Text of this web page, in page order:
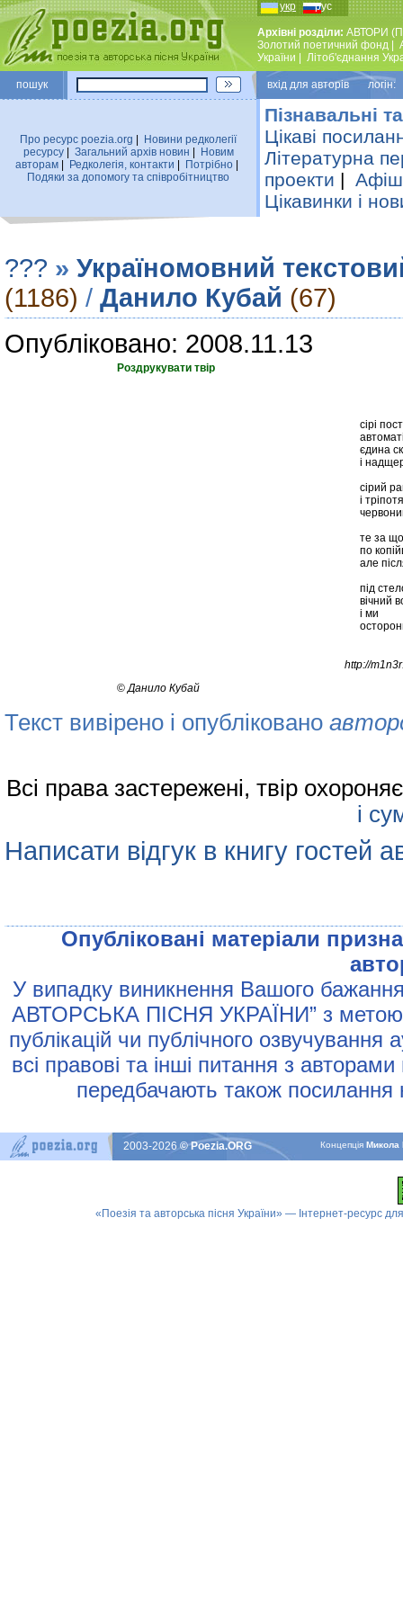
укр рус
Архівні розділи: АВТОРИ
Золотий поетичний фонд
України
Лiтоб'єднання
пошук вхiд для авторiв логін:
Про ресурс poezia.org
Новини редколегiї
ресурсу| Загальний архiв новин
Новим
авторам
Редколегiя, контакти Потрiбно
Подяки за допомогу та співробітництво
Пізнавальні
Цікаві
Літературна
проекти |
Цікавинки і
??? » Україномовний
(1186) / Данило Кубай (67)
Опубліковано: 2008.11.13
Роздрукувати твір
сірі
єдина
і
сірий
і
те за
по
але
під
вічний
і ми
http://
©Данило Кубай
Текст вивірено і опубліковано
Всі права застережені, твір
і
Написати відгук в книгу гостей
Опублiкованi матерiали
У випадку виникнення Вашого
АВТОРСЬКА ПIСНЯ УКРАЇНИ” з метою
публiкацiй чи публiчного
всi правовi та iншi питання з
передбачають також
КонцепцiяМикола
2003-2026© Poezia.ORG
«Поезія та авторська пісня України» — Інтернет-ресурс